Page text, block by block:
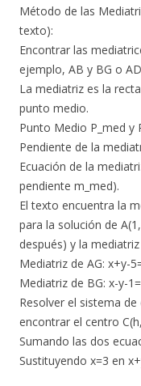
Método de las
texto):
​Encontrar las
ejemplo, AB y BG o
​La mediatriz es la
punto medio.
​Punto Medio P_med y
​Pendiente de la
​Ecuación de la
pendiente m_med).
​El texto encuentra la
para la solución de
después) y la mediatriz
​Mediatriz de AG: x+y-
​Mediatriz de BG: x-y-
Resolver el sistema
encontrar el centro
Sumando las dos
Sustituyendo x=3 en